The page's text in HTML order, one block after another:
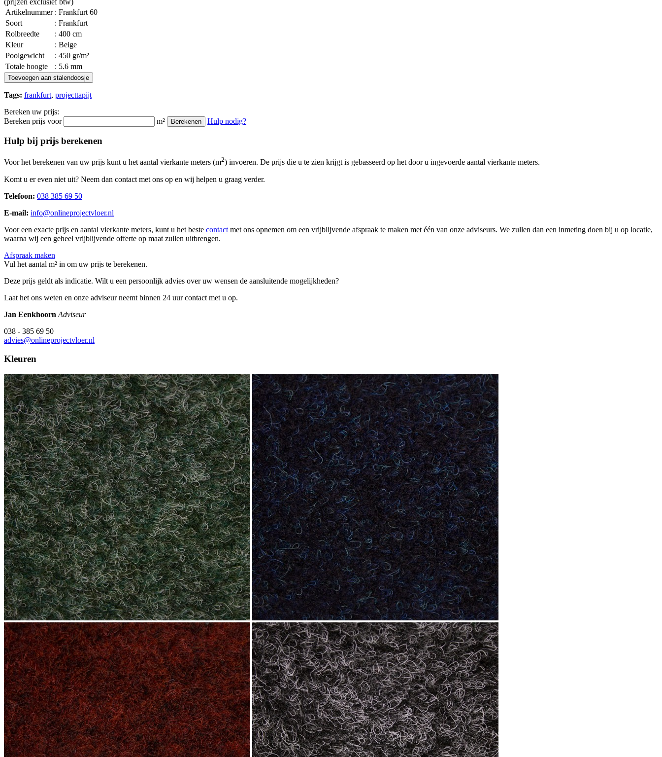
Artikelnummer : Frankfurt 60
Soort
: Frankfurt
Rolbreedte
: 400 cm
Kleur
: Beige
Poolgewicht
: 450 gr/m²
Totale hoogte
: 5.6 mm
Toevoegen aan stalendoosje
Tags: frankfurt, projecttapijt
Bereken uw prijs:
Bereken prijs voor
m² Berekenen Hulp nodig?
Hulp bij prijs berekenen
Voor het berekenen van uw prijs kunt u het aantal vierkante meters (m2) invoeren. De prijs die u te zien krijgt is gebasseerd op het door u ingevoerde aantal vierkante meters.
Komt u er even niet uit? Neem dan contact met ons op en wij helpen u graag verder.
Telefoon: 038 385 69 50
E-mail: info@onlineprojectvloer.nl
Voor een exacte prijs en aantal vierkante meters, kunt u het beste contact met ons opnemen om een vrijblijvende afspraak te maken met één van onze adviseurs. We zullen dan een inmeting doen bij u op locatie,
waarna wij een geheel vrijblijvende offerte op maat zullen uitbrengen.
Afspraak maken
Vul het aantal m² in om uw prijs te berekenen.
Deze prijs geldt als indicatie. Wilt u een persoonlijk advies over uw wensen de aansluitende mogelijkheden?
Laat het ons weten en onze adviseur neemt binnen 24 uur contact met u op.
Jan Eenkhoorn Adviseur
038 - 385 69 50
advies@onlineprojectvloer.nl
Kleuren